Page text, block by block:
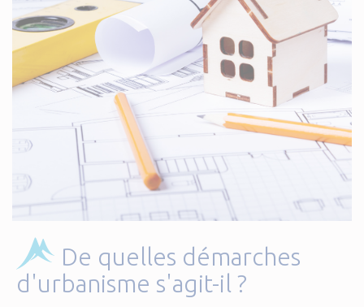
De quelles démarches
d'urbanisme s'agit-il ?